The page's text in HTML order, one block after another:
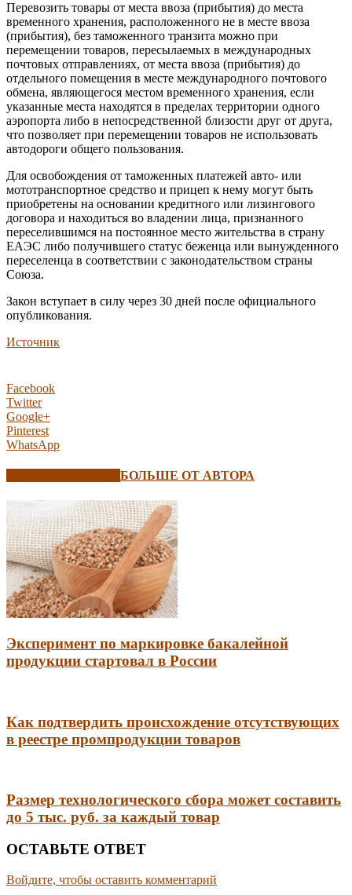
Перевозить товары от места ввоза (прибытия) до места
временного хранения, расположенного не в месте ввоза
(прибытия), без таможенного транзита можно при
перемещении товаров, пересылаемых в международных
почтовых отправлениях, от места ввоза (прибытия) до
отдельного помещения в месте международного почтового
обмена, являющегося местом временного хранения, если
указанные места находятся в пределах территории одного
аэропорта либо в непосредственной близости друг от друга,
что позволяет при перемещении товаров не использовать
автодороги общего пользования.
Для освобождения от таможенных платежей авто- или
мототранспортное средство и прицеп к нему могут быть
приобретены на основании кредитного или лизингового
договора и находиться во владении лица, признанного
переселившимся на постоянное место жительства в страну
ЕАЭС либо получившего статус беженца или вынужденного
переселенца в соответствии с законодательством страны
Союза.
Закон вступает в силу через 30 дней после официального
опубликования.
Источник
Facebook
Twitter
Google+
Pinterest
WhatsApp
БОЛЬШЕ ОТ АВТОРА
Эксперимент по маркировке бакалейной
продукции стартовал в России
Как подтвердить происхождение отсутствующих
в реестре промпродукции товаров
Размер технологического сбора может составить
до 5 тыс. руб. за каждый товар
ОСТАВЬТЕ ОТВЕТ
Войдите, чтобы оставить комментарий